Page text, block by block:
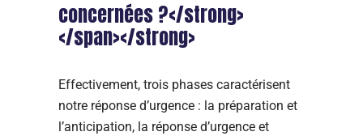
concernées ?</strong>
</span></strong>
Effectivement, trois phases caractérisent
notre réponse d’urgence : la préparation et
l’anticipation, la réponse d’urgence et